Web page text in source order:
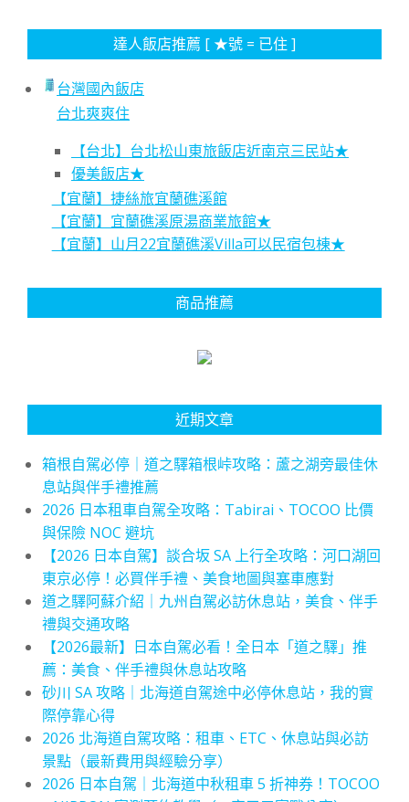
達人飯店推薦 [ ★號 = 已住 ]
台灣國內飯店
台北爽爽住
【台北】台北松山東旅飯店近南京三民站★
優美飯店★
【宜蘭】捷絲旅宜蘭礁溪館
【宜蘭】宜蘭礁溪原湯商業旅館★
【宜蘭】山月22宜蘭礁溪Villa可以民宿包棟★
商品推薦
近期文章
箱根自駕必停｜道之驛箱根峠攻略：蘆之湖旁最佳休
息站與伴手禮推薦
2026 日本租車自駕全攻略：Tabirai、TOCOO 比價
與保險 NOC 避坑
【2026 日本自駕】談合坂 SA 上行全攻略：河口湖回
東京必停！必買伴手禮、美食地圖與塞車應對
道之驛阿蘇介紹｜九州自駕必訪休息站，美食、伴手
禮與交通攻略
【2026最新】日本自駕必看！全日本「道之驛」推
薦：美食、伴手禮與休息站攻略
砂川 SA 攻略｜北海道自駕途中必停休息站，我的實
際停靠心得
2026 北海道自駕攻略：租車、ETC、休息站與必訪
景點（最新費用與經驗分享）
2026 日本自駕｜北海道中秋租車 5 折神券！TOCOO